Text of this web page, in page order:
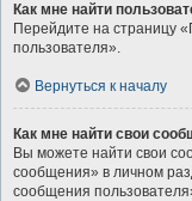
Как мне найти
Перейдите на страницу
пользователя».
Вернуться к началу
Как мне найти свои
Вы можете найти свои
сообщения» в личном
сообщения